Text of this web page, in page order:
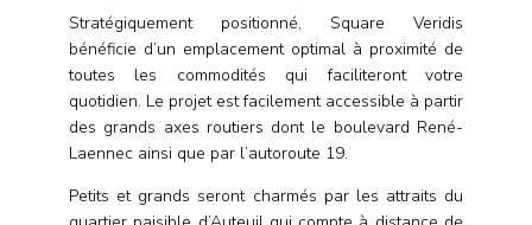
Stratégiquement positionné, Square Veridis
bénéficie d’un emplacement optimal à proximité de
toutes les commodités qui faciliteront votre
quotidien. Le projet est facilement accessible à partir
des grands axes routiers dont le boulevard René-
Laennec ainsi que par l’autoroute 19.
Petits et grands seront charmés par les attraits du